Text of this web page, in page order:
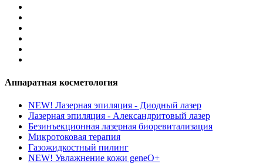
Аппаратная косметология
NEW! Лазерная эпиляция - Диодный лазер
Лазерная эпиляция - Александритовый лазер
Безинъекционная лазерная биоревитализация
Микротоковая терапия
Газожидкостный пилинг
NEW! Увлажнение кожи geneO+